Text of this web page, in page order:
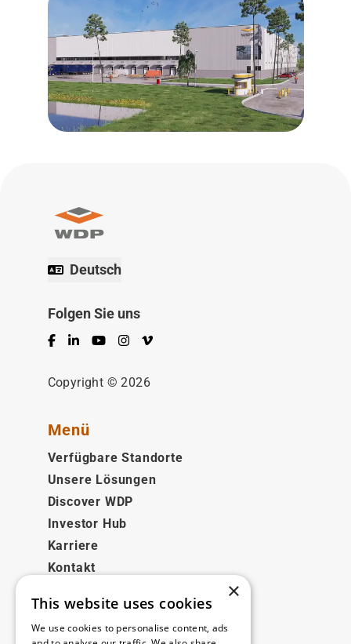
Deutsch
Folgen Sie uns
Facebook
LinkedInYouTubeInstagram
Vimeo
Copyright © 2026
Menü
Verfügbare Standorte
Unsere Lösungen
Discover WDP
Investor Hub
Karriere
Kontakt
Rechtliches
×
This website uses cookies
We use cookies to personalise content, ads